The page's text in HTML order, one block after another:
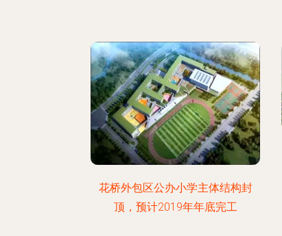
花桥外包区公办小学主体结构封
顶，预计2019年年底完工